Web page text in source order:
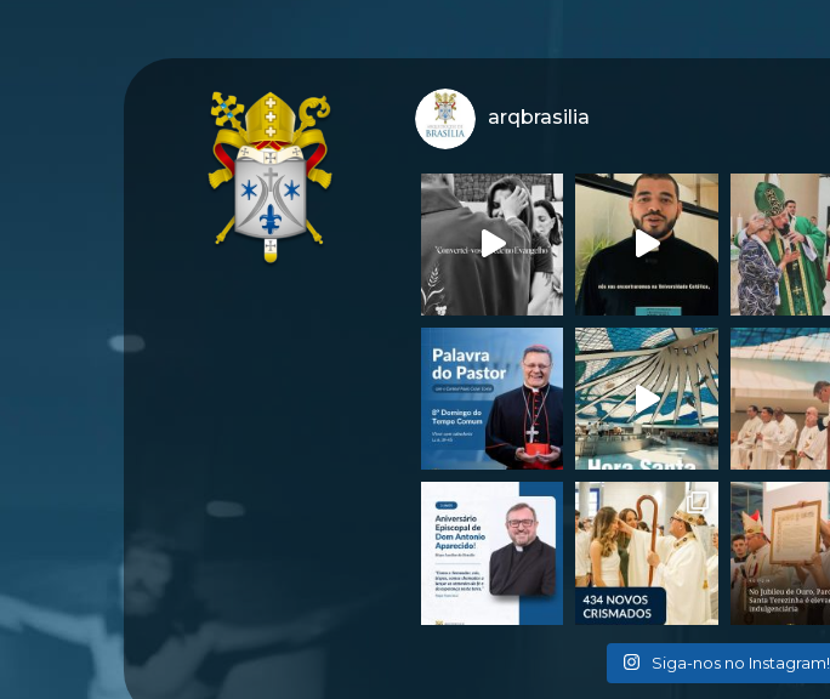
arqbrasilia
Siga-nos no Instagram!